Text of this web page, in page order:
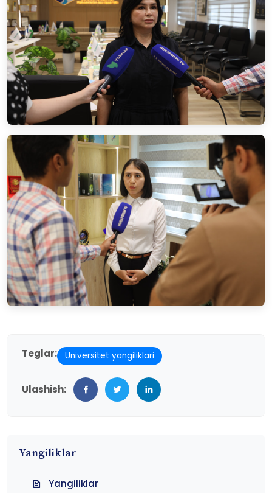
Teglar: Universitet yangiliklari
Ulashish:
Yangiliklar
Yangiliklar